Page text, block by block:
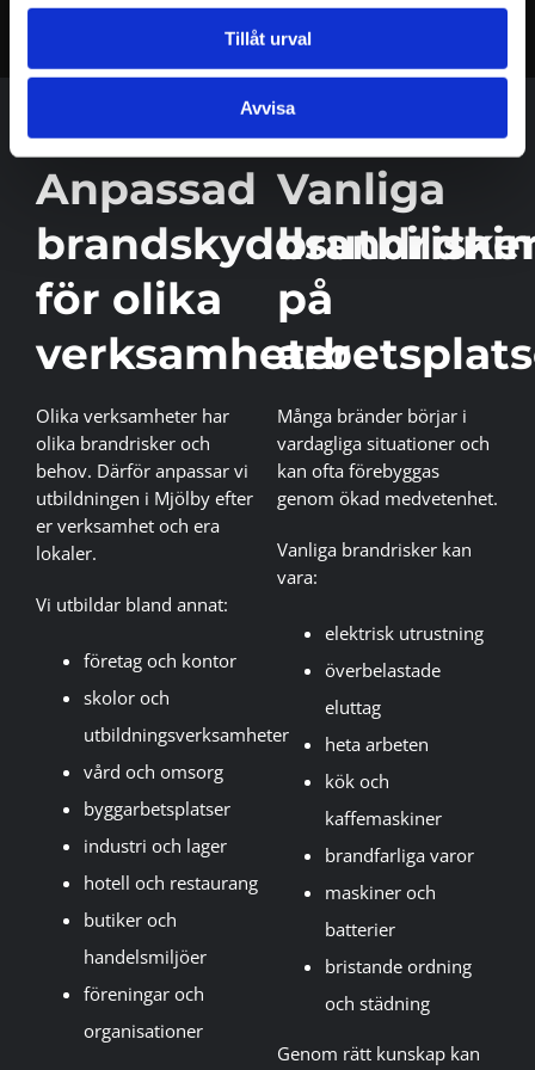
Tillåt urval
Avvisa
Anpassad
för olika
verksamheter
Olika verksamheter har
olika brandrisker och
behov. Därför anpassar vi
utbildningen i Mjölby efter
er verksamhet och era
lokaler.
Vi utbildar bland annat:
företag och kontor
skolor och
utbildningsverksamheter
vård och omsorg
byggarbetsplatser
industri och lager
hotell och restaurang
butiker och
handelsmiljöer
föreningar och
organisationer
Vanliga
på
Många bränder börjar i
vardagliga situationer och
kan ofta förebyggas
genom ökad medvetenhet.
Vanliga brandrisker kan
vara:
elektrisk utrustning
överbelastade
eluttag
heta arbeten
kök och
kaffemaskiner
brandfarliga varor
maskiner och
batterier
bristande ordning
och städning
Genom rätt kunskap kan